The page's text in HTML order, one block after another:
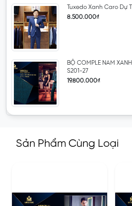
Tuxedo Xanh Caro Dự
8.500.000₫
BỘ COMPLE NAM
S201-27
19.800.000₫
Sản Phẩm Cùng Loại